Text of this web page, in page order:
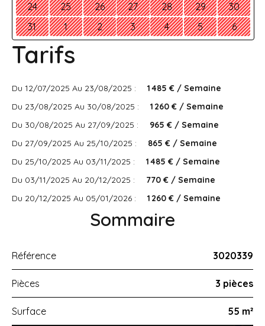
24
25 26 27 28 29
30
31
1 2 3 4 5 6
Tarifs
Du 12/07/2025 Au 23/08/2025 :
1 485 € / Semaine
Du 23/08/2025 Au 30/08/2025 :
1 260 € / Semaine
Du 30/08/2025 Au 27/09/2025 :
965 € / Semaine
Du 27/09/2025 Au 25/10/2025 :
865 € / Semaine
Du 25/10/2025 Au 03/11/2025 :
1 485 € / Semaine
Du 03/11/2025 Au 20/12/2025 :
770 € / Semaine
Du 20/12/2025 Au 05/01/2026 :
1 260 € / Semaine
Sommaire
Référence 3020339
Pièces 3 pièces
Surface 55 m²